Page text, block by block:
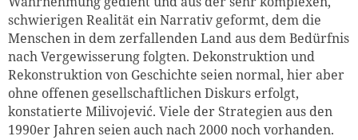
schwierigen Realität ein Narrativ geformt, dem die
Menschen in dem zerfallenden Land aus dem Bedürfnis
nach Vergewisserung folgten. Dekonstruktion und
Rekonstruktion von Geschichte seien normal, hier aber
ohne offenen gesellschaftlichen Diskurs erfolgt,
konstatierte Milivojević. Viele der Strategien aus den
1990er Jahren seien auch nach 2000 noch vorhanden.